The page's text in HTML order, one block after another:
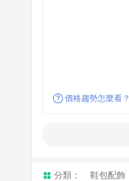
價格趨勢怎麼看？
分類： 鞋包配飾